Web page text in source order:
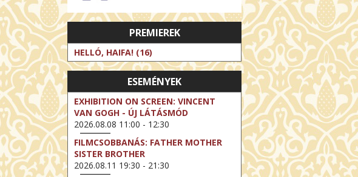
PREMIEREK
HELLÓ, HAIFA! (16)
ESEMÉNYEK
EXHIBITION ON SCREEN: VINCENT
VAN GOGH - ÚJ LÁTÁSMÓD
2026.08.08 11:00 - 12:30
FILMCSOBBANÁS: FATHER MOTHER
SISTER BROTHER
2026.08.11 19:30 - 21:30